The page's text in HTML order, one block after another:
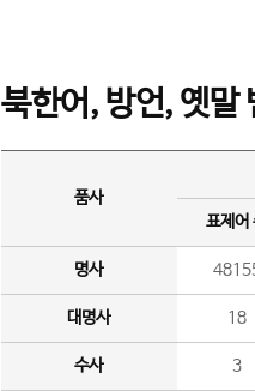
북한어, 방언, 옛말
품사
표제어
명사
대명사 18
수사 3